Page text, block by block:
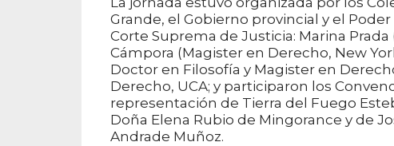
Grande, el Gobierno provincial y el
Corte Suprema de Justicia: Marina
Cámpora (Magister en Derecho, New
Doctor en Filosofía y Magister en
Derecho, UCA; y participaron los
representación de Tierra del Fuego
Doña Elena Rubio de Mingorance y de
Andrade Muñoz.